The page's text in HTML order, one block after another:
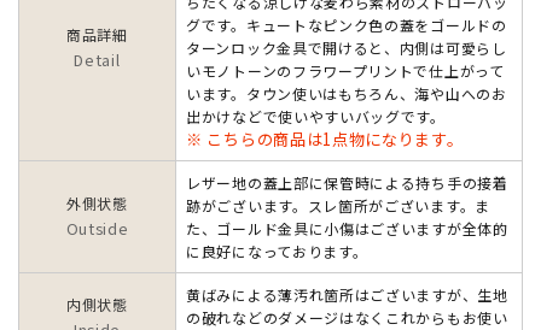
商品詳細
Detail
グです。キュートなピンク色の蓋をゴールドの
ターンロック金具で開けると、内側は可愛らし
いモノトーンのフラワープリントで仕上がって
います。タウン使いはもちろん、海や山へのお
出かけなどで使いやすいバッグです。
※ こちらの商品は1点物になります。
外側状態
Outside
レザー地の蓋上部に保管時による持ち手の接着
跡がございます。スレ箇所がございます。ま
た、ゴールド金具に小傷はございますが全体的
に良好になっております。
内側状態
黄ばみによる薄汚れ箇所はございますが、生地
の破れなどのダメージはなくこれからもお使い